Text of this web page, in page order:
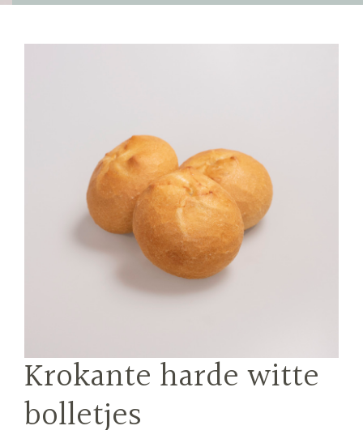
Krokante harde witte
bolletjes